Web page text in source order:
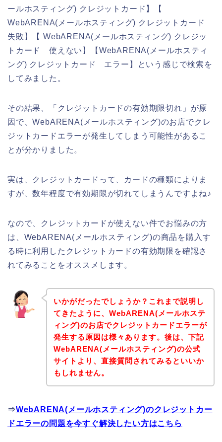
ールホスティング) クレジットカード】【
WebARENA(メールホスティング) クレジットカード
失敗】【 WebARENA(メールホスティング) クレジッ
トカード 使えない】【WebARENA(メールホスティ
ング) クレジットカード エラー】という感じで検索を
してみました。
その結果、「クレジットカードの有効期限切れ」が原
因で、WebARENA(メールホスティング)のお店でクレ
ジットカードエラーが発生してしまう可能性があるこ
とが分かりました。
実は、クレジットカードって、カードの種類によりま
すが、数年程度で有効期限が切れてしまうんですよね♪
なので、クレジットカードが使えない件でお悩みの方
は、WebARENA(メールホスティング)の商品を購入す
る時に利用したクレジットカードの有効期限を確認さ
れてみることをオススメします。
いかがだったでしょうか？これまで説明し
てきたように、WebARENA(メールホステ
ィング)のお店でクレジットカードエラーが
発生する原因は様々あります。後は、下記
WebARENA(メールホスティング)の公式
サイトより、直接質問されてみるといいか
もしれません。
⇒WebARENA(メールホスティング)のクレジットカー
ドエラーの問題を今すぐ解決したい方はこちら